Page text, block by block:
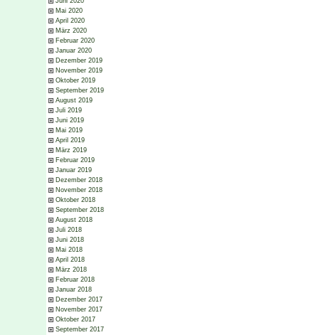
Mai 2020
April 2020
März 2020
Februar 2020
Januar 2020
Dezember 2019
November 2019
Oktober 2019
September 2019
August 2019
Juli 2019
Juni 2019
Mai 2019
April 2019
März 2019
Februar 2019
Januar 2019
Dezember 2018
November 2018
Oktober 2018
September 2018
August 2018
Juli 2018
Juni 2018
Mai 2018
April 2018
März 2018
Februar 2018
Januar 2018
Dezember 2017
November 2017
Oktober 2017
September 2017